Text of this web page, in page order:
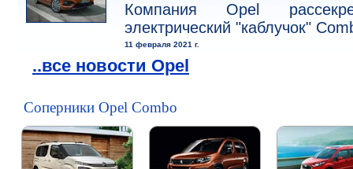
Компания Opel
электрический "каблучок"
11 февраля 2021 г.
..все новости Opel
Соперники Opel Combo